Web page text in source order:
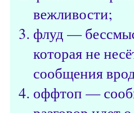
вежливости;
флуд —
которая не
сообщения
оффтоп —